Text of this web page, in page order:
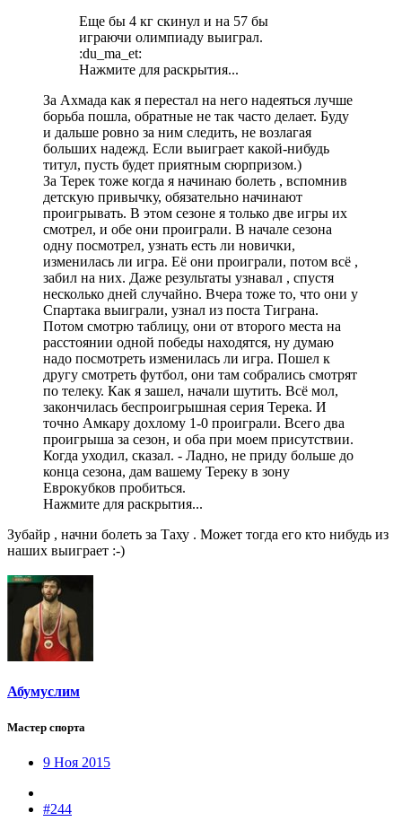
Еще бы 4 кг скинул и на 57 бы
играючи олимпиаду выиграл.
:du_ma_et:
Нажмите для раскрытия...
За Ахмада как я перестал на него надеяться лучше
борьба пошла, обратные не так часто делает. Буду
и дальше ровно за ним следить, не возлагая
больших надежд. Если выиграет какой-нибудь
титул, пусть будет приятным сюрпризом.)
За Терек тоже когда я начинаю болеть , вспомнив
детскую привычку, обязательно начинают
проигрывать. В этом сезоне я только две игры их
смотрел, и обе они проиграли. В начале сезона
одну посмотрел, узнать есть ли новички,
изменилась ли игра. Её они проиграли, потом всё ,
забил на них. Даже результаты узнавал , спустя
несколько дней случайно. Вчера тоже то, что они у
Спартака выиграли, узнал из поста Тиграна.
Потом смотрю таблицу, они от второго места на
расстоянии одной победы находятся, ну думаю
надо посмотреть изменилась ли игра. Пошел к
другу смотреть футбол, они там собрались смотрят
по телеку. Как я зашел, начали шутить. Всё мол,
закончилась беспроигрышная серия Терека. И
точно Амкару дохлому 1-0 проиграли. Всего два
проигрыша за сезон, и оба при моем присутствии.
Когда уходил, сказал. - Ладно, не приду больше до
конца сезона, дам вашему Тереку в зону
Еврокубков пробиться.
Нажмите для раскрытия...
Зубайр , начни болеть за Таху . Может тогда его кто нибудь из
наших выиграет :-)
Абумуслим
Мастер спорта
9 Ноя 2015
#244